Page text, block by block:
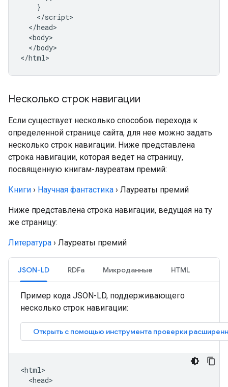
    }
    </script>
  </head>
  <body>
  </body>
</html>
Несколько строк навигации
Если существует несколько способов перехода к
определенной странице сайта, для нее можно задать
несколько строк навигации. Ниже представлена
строка навигации, которая ведет на страницу,
посвященную книгам-лауреатам премий:
Книги › Научная фантастика › Лауреаты премий
Ниже представлена строка навигации, ведущая на ту
же страницу:
Литература › Лауреаты премий
JSON-LD RDFa Микроданные HTML
Пример кода JSON-LD, поддерживающего
несколько строк навигации:
<html>
  <head>